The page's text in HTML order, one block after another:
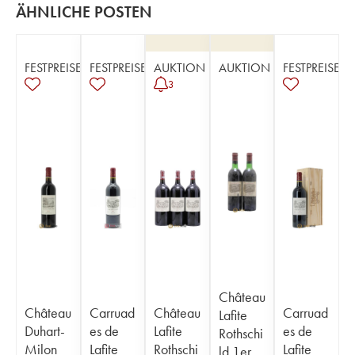
ÄHNLICHE POSTEN
FESTPREISE
Château
Duhart-
Milon
FESTPREISE
Carruad
es de
Lafite
AUKTION
3
Château
Lafite
Rothschi
AUKTION
Château
Lafite
Rothschi
ld 1er
FESTPREISE
Carruad
es de
Lafite